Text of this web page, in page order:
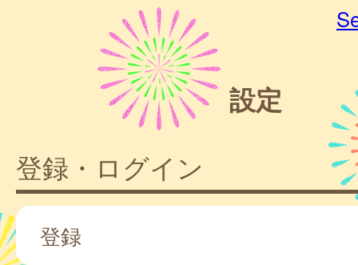
設定
登録・ログイン
登録